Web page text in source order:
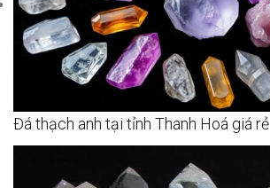
Đá thạch anh tại tỉnh Thanh Hoá giá rẻ